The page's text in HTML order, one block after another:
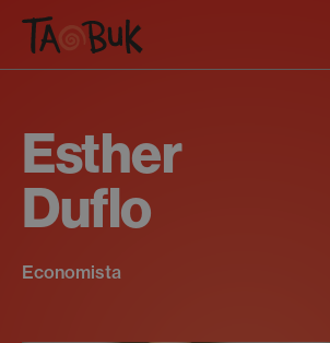
Esther
Duflo
Economista